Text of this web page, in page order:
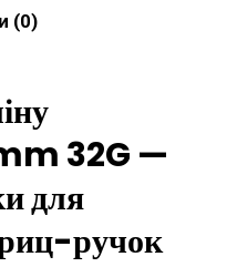
(0)
32G —
для
ручок